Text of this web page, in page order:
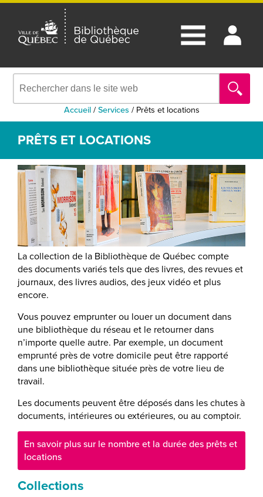
Accueil/Services / Prêts et locations
PRÊTS ET LOCATIONS
La collection de la Bibliothèque de Québec compte
des documents variés tels que des livres, des revues et
journaux, des livres audios, des jeux vidéo et plus
encore.
Vous pouvez emprunter ou louer un document dans
une bibliothèque du réseau et le retourner dans
n’importe quelle autre. Par exemple, un document
emprunté près de votre domicile peut être rapporté
dans une bibliothèque située près de votre lieu de
travail.
Les documents peuvent être déposés dans les chutes à
documents, intérieures ou extérieures, ou au comptoir.
En savoir plus sur le nombre et la durée des prêts et
locations
Collections